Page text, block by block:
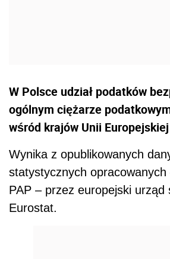
W Polsce udział podatków
ogólnym ciężarze
wśród krajów Unii Europejskiej
Wynika z opublikowanych
statystycznych
PAP – przez europejski urząd
Eurostat.